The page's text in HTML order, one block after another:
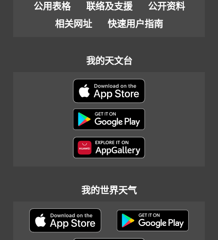
公用表格 联络及支援
公开资料
相关网址
快速用户指南
我的天文台
我的世界天气